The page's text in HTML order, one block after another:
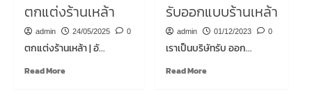
ตกแต่งร้านเหล้า
admin 24/05/2025 0
ตกแต่งร้านเหล้า | อั...
Read MoreRead
รับออกแบบร้านเหล้า
admin 01/12/2023 0
เราเป็นบริษัทรับ ออก...
Read MoreRead